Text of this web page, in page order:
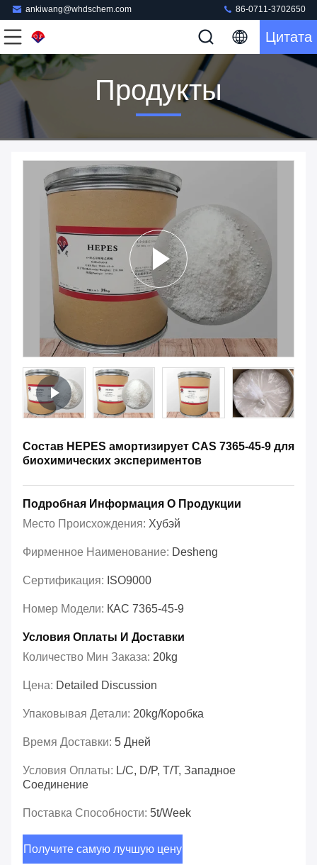
ankiwang@whdschem.com 86-0711-3702650
Цитата
Продукты
Состав HEPES амортизирует CAS 7365-45-9 для
биохимических экспериментов
Подробная Информация О Продукции
Место Происхождения: Хубэй
Фирменное Наименование: Desheng
Сертификация: ISO9000
Номер Модели: КАС 7365-45-9
Условия Оплаты И Доставки
Количество Мин Заказа: 20kg
Цена: Detailed Discussion
Упаковывая Детали: 20kg/коробка
Время Доставки: 5 Дней
Условия Оплаты: L/C, D/P, T/T, Западное
Соединение
Поставка Способности: 5t/week
Получите самую лучшую цену